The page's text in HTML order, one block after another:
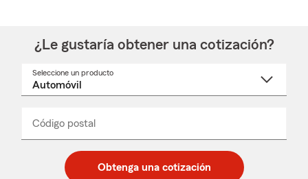
¿Le gustaría obtener una cotización?
Seleccione un producto
desplegable
Código postal
de
de
_____
Obtenga una cotización